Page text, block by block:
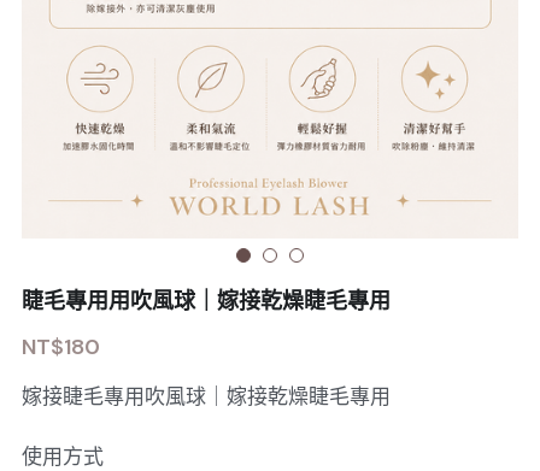
極細睫毛
W型睫毛
彩色睫毛
睫毛卸除
睫毛提拉
睫毛夾子
睫毛保養
絕版扁毛
絕版圓毛
絕版W型
轉頭凝膠
凝膠筆刷
凝膠機器
檢定商品
繁體中文
繁體中文
註冊/登入
睫毛專用用吹風球｜嫁接乾燥睫毛專用
NT$180
嫁接睫毛專用吹風球｜嫁接乾燥睫毛專用
使用方式